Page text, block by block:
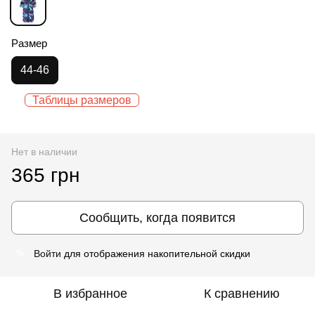
Размер
44-46
Таблицы размеров
Нет в наличии
365 грн
Сообщить, когда появится
Войти для отображения накопительной скидки
В избранное К сравнению